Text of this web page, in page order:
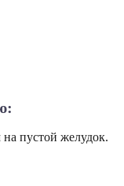
пустой желудок.